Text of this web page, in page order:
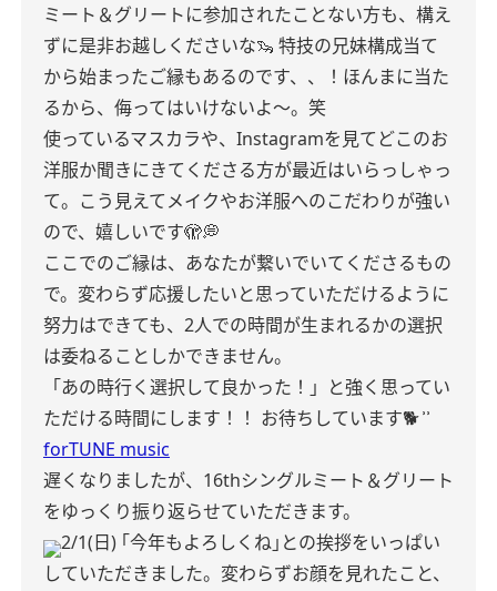
ミート＆グリートに参加されたことない方も、構え
ずに是非お越しくださいな🦦 特技の兄妹構成当て
から始まったご縁もあるのです、、！ほんまに当た
るから、侮ってはいけないよ〜。笑
使っているマスカラや、Instagramを見てどこのお
洋服か聞きにきてくださる方が最近はいらっしゃっ
て。こう見えてメイクやお洋服へのこだわりが強い
ので、嬉しいです🫣💭
ここでのご縁は、あなたが繋いでいてくださるもの
で。変わらず応援したいと思っていただけるように
努力はできても、2人での時間が生まれるかの選択
は委ねることしかできません。
「あの時行く選択して良かった！」と強く思ってい
ただける時間にします！！ お待ちしています🐕 ͗ ͗
forTUNE music
遅くなりましたが、16thシングルミート＆グリート
をゆっくり振り返らせていただきます。
2/1(日) ｢今年もよろしくね｣との挨拶をいっぱい
していただきました。変わらずお顔を見れたこと、